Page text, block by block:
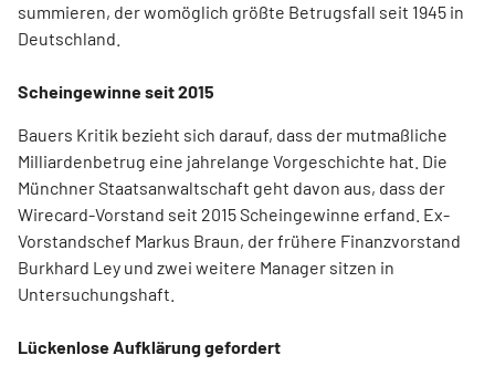
summieren, der womöglich größte Betrugsfall seit 1945 in
Deutschland.
Scheingewinne seit 2015
Bauers Kritik bezieht sich darauf, dass der mutmaßliche
Milliardenbetrug eine jahrelange Vorgeschichte hat. Die
Münchner Staatsanwaltschaft geht davon aus, dass der
Wirecard-Vorstand seit 2015 Scheingewinne erfand. Ex-
Vorstandschef Markus Braun, der frühere Finanzvorstand
Burkhard Ley und zwei weitere Manager sitzen in
Untersuchungshaft.
Lückenlose Aufklärung gefordert